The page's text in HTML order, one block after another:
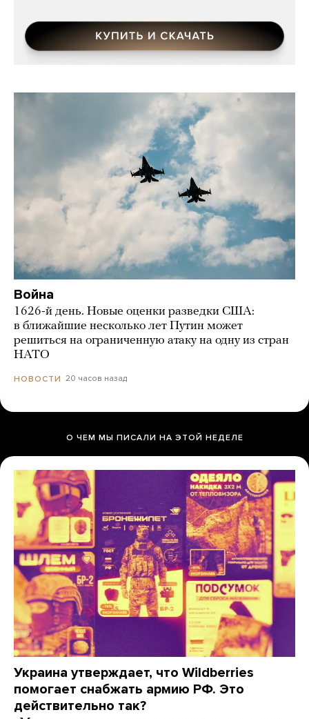
Война
1626-й день. Новые оценки разведки США:
в ближайшие несколько лет Путин может
решиться на ограниченную атаку на одну из стран
НАТО
НОВОСТИ 20 часов назад
О ЧЕМ МЫ ПИСАЛИ НА ЭТОЙ НЕДЕЛЕ
Украина утверждает, что Wildberries
помогает снабжать армию РФ. Это
действительно так?